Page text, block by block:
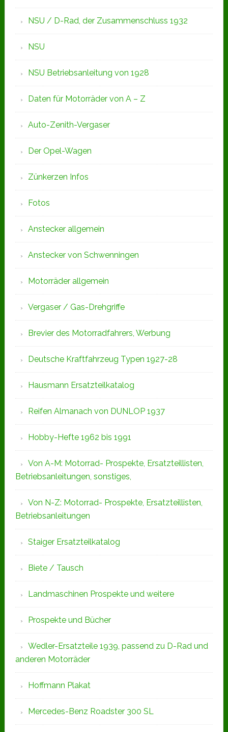
NSU / D-Rad, der Zusammenschluss 1932
NSU
NSU Betriebsanleitung von 1928
Daten für Motorräder von A – Z
Auto-Zenith-Vergaser
Der Opel-Wagen
Zünkerzen Infos
Fotos
Anstecker allgemein
Anstecker von Schwenningen
Motorräder allgemein
Vergaser / Gas-Drehgriffe
Brevier des Motorradfahrers, Werbung
Deutsche Kraftfahrzeug Typen 1927-28
Hausmann Ersatzteilkatalog
Reifen Almanach von DUNLOP 1937
Hobby-Hefte 1962 bis 1991
Von A-M: Motorrad- Prospekte, Ersatzteillisten,
Betriebsanleitungen, sonstiges,
Von N-Z: Motorrad- Prospekte, Ersatzteillisten,
Betriebsanleitungen
Staiger Ersatzteilkatalog
Biete / Tausch
Landmaschinen Prospekte und weitere
Prospekte und Bücher
Wedler-Ersatzteile 1939, passend zu D-Rad und
anderen Motorräder
Hoffmann Plakat
Mercedes-Benz Roadster 300 SL